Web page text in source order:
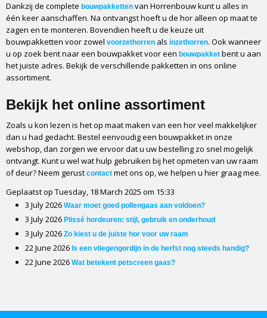
Dankzij de complete bouwpakketten van Horrenbouw kunt u alles in
één keer aanschaffen. Na ontvangst hoeft u de hor alleen op maat te
zagen en te monteren. Bovendien heeft u de keuze uit
bouwpakketten voor zowel voorzethorren als inzethorren. Ook wanneer
u op zoek bent naar een bouwpakket voor een bouwpakket bent u aan
het juiste adres. Bekijk de verschillende pakketten in ons online
assortiment.
Bekijk het online assortiment
Zoals u kon lezen is het op maat maken van een hor veel makkelijker
dan u had gedacht. Bestel eenvoudig een bouwpakket in onze
webshop, dan zorgen we ervoor dat u uw bestelling zo snel mogelijk
ontvangt. Kunt u wel wat hulp gebruiken bij het opmeten van uw raam
of deur? Neem gerust contact met ons op, we helpen u hier graag mee.
Geplaatst op Tuesday, 18 March 2025 om 15:33
3 July 2026 Waar moet goed pollengaas aan voldoen?
3 July 2026 Plissé hordeuren: stijl, gebruik en onderhoud
3 July 2026 Zo kiest u de juiste hor voor uw raam
22 June 2026 Is een vliegengordijn in de herfst nog steeds handig?
22 June 2026 Wat betekent petscreen gaas?